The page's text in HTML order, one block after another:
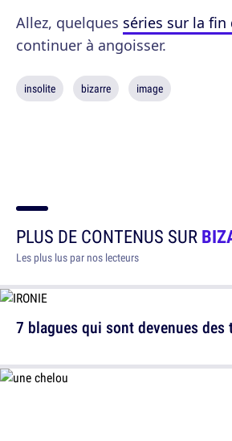
Allez, quelques séries sur la
continuer à angoisser.
insolite bizarre image
PLUS DE CONTENUS SUR
Les plus lus par nos lecteurs
7 blagues qui sont devenues des